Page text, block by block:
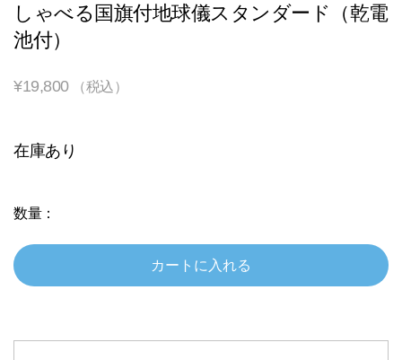
しゃべる国旗付地球儀スタンダード（乾電
池付）
¥19,800 （税込）
在庫あり
数量：
カートに入れる